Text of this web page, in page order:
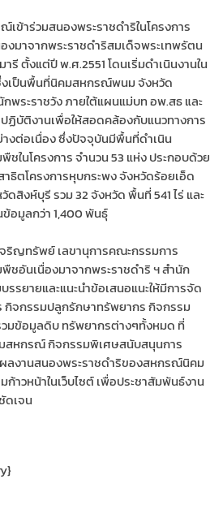
าร่วมสนองพระราชดำริในโครงการ
มาจากพระราชดำริสมเด็จพระเทพรัตน
รี ตั้งแต่ปี พ.ศ.2551 โดนเริ่มดำเนินงานใน
เป็นพื้นที่นิคมสหกรณ์พนม จังหวัด
พระราชวัง ภายใต้แผนแม่บท อพ.สธ และ
ฏิบัติงานเพื่อให้สอดคล้องกับแนวทางการ
างต่อเนื่อง ซึ่งปัจจุบันมีพื้นที่ดำเนิน
ในโครงการ จำนวน 53 แห่ง ประกอบด้วย
ตโครงการหุบกระพง จังหวัดร้อยเอ็ด
สิงห์บุรี รวม 32 จังหวัด พื้นที่ 541 ไร่ และ
อมูลกว่า 1,400 พันธุ์
ญทรัพย์ เลขานุการคณะกรรมการ
ชอันเนื่องมาจากพระราชดำริ ฯ สำนัก
รรยายและแนะนำข้อเสนอแนะให้มีการจัด
กิจกรรมปลูกรักษาทรัพยากร กิจกรรม
มข้อมูลดิบ ทรัพยากรต่างๆทั้งหมด ที่
สหกรณ์ กิจกรรมพิเศษสนับสนุนการ
ลงานสนองพระราชดำริของสหกรณ์นิคม
าวหน้าในเว็บไซต์ เพื่อประชาสัมพันธ์งาน
ดเจน